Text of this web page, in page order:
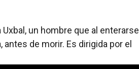
un hombre que al enterarse
de morir. Es dirigida por el